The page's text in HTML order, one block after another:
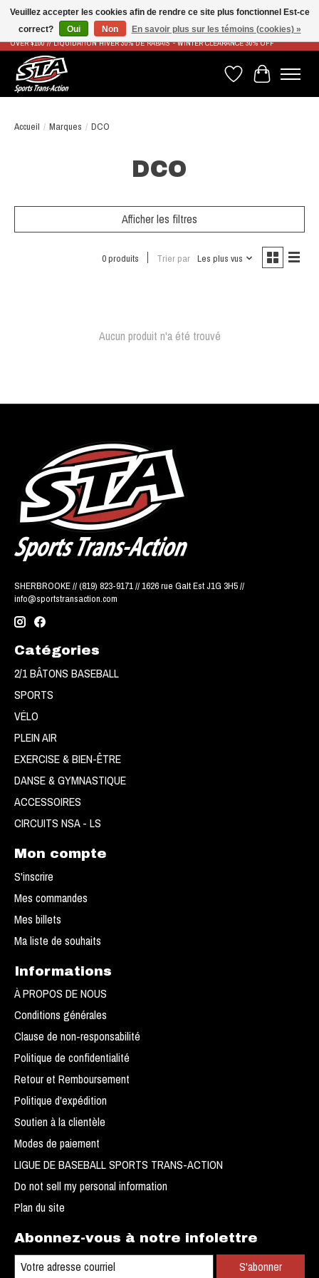
LIVRAISON RAPIDE ET GRATUITE À PARTIR DE 100$ - FAST & FREE SHIPPING ON ORDERS
OVER $100 // LIQUIDATION HIVER 30% DE RABAIS - WINTER CLEARANCE 30% OFF
Liste de souhaits
Panier
Accueil / Marques / DCO
DCO
Afficher les filtres
0 produits Trier par Les plus vus
Aucun produit n'a été trouvé
SHERBROOKE // (819) 823-9171 // 1626 rue Galt Est J1G 3H5 //
info@sportstransaction.com
Catégories
2/1 BÂTONS BASEBALL
SPORTS
VÉLO
PLEIN AIR
EXERCISE & BIEN-ÊTRE
DANSE & GYMNASTIQUE
ACCESSOIRES
CIRCUITS NSA - LS
Mon compte
S'inscrire
Mes commandes
Mes billets
Ma liste de souhaits
Informations
À PROPOS DE NOUS
Conditions générales
Clause de non-responsabilité
Politique de confidentialité
Retour et Remboursement
Politique d'expédition
Soutien à la clientèle
Modes de paiement
LIGUE DE BASEBALL SPORTS TRANS-ACTION
Do not sell my personal information
Plan du site
Abonnez-vous à notre infolettre
S'abonner
Veuillez accepter les cookies afin de rendre ce site plus fonctionnel Est-ce
correct?
Oui Non En savoir plus sur les témoins (cookies) »